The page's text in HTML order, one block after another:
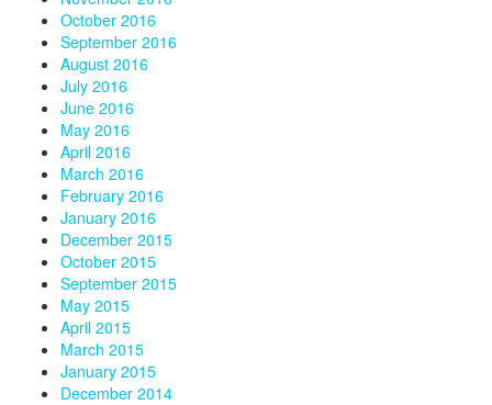
October 2016
September 2016
August 2016
July 2016
June 2016
May 2016
April 2016
March 2016
February 2016
January 2016
December 2015
October 2015
September 2015
May 2015
April 2015
March 2015
January 2015
December 2014